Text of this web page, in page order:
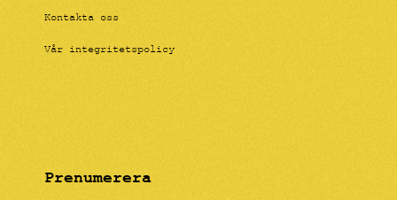
Kontakta oss
Vår integritetspolicy
Prenumerera